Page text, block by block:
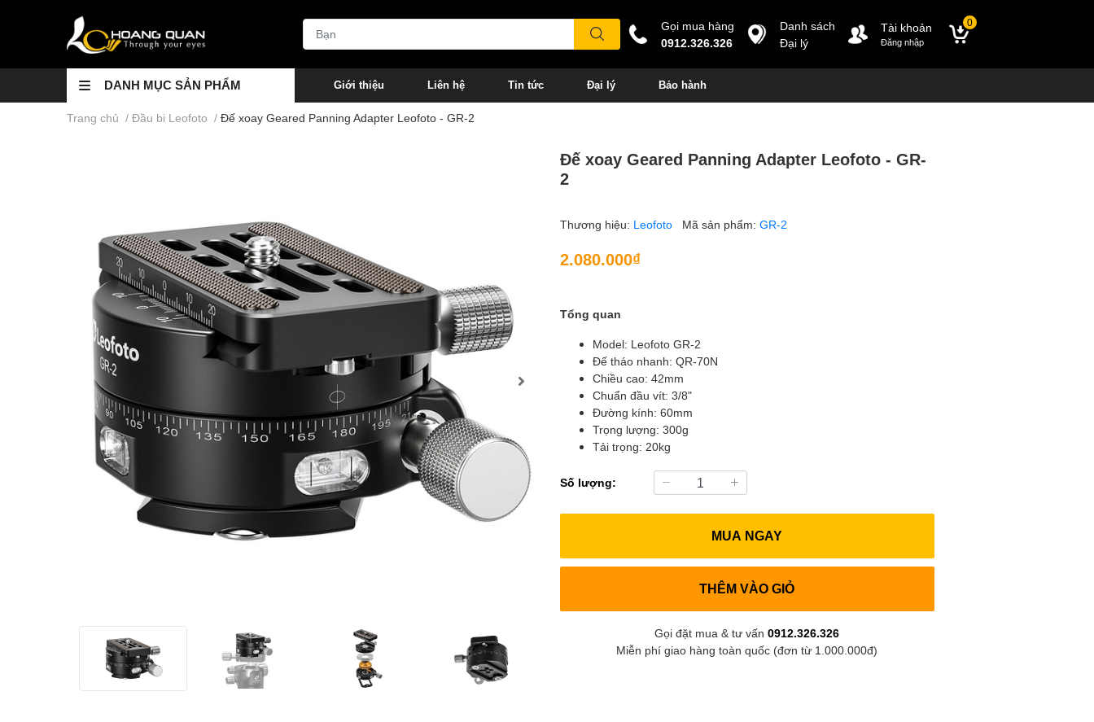
Gọi mua hàng
0912.326.326
Danh sách
Đại lý
Tài khoản
Đăng nhập
0
DANH MỤC SẢN PHẨM Giới thiệu Liên hệ Tin tức Đại lý Bảo hành
Trang chủ / Đầu bi Leofoto / Đế xoay Geared Panning Adapter Leofoto - GR-2
Đế xoay Geared Panning Adapter Leofoto - GR-
2
Thương hiệu: Leofoto Mã sản phẩm: GR-2
2.080.000₫
Tổng quan
Model: Leofoto GR-2
Đế tháo nhanh: QR-70N
Chiều cao: 42mm
Chuẩn đầu vít: 3/8"
Đường kính: 60mm
Trọng lượng: 300g
Tải trọng: 20kg
Số lượng:
MUA NGAY
THÊM VÀO GIỎ
Gọi đặt mua & tư vấn0912.326.326
Miễn phí giao hàng toàn quốc (đơn từ 1.000.000đ)